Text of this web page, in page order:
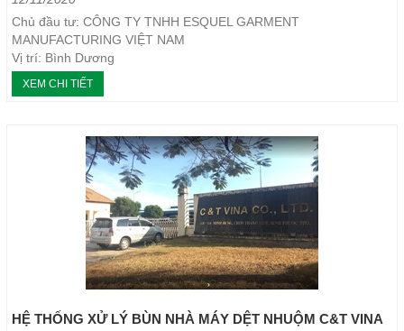
Chủ đầu tư: CÔNG TY TNHH ESQUEL GARMENT
MANUFACTURING VIỆT NAM
Vị trí: Bình Dương
Loại máy: Máy ép bùn khung bản
Năm thực hiện: 11/2016
XEM CHI TIẾT
HỆ THỐNG XỬ LÝ BÙN NHÀ MÁY DỆT NHUỘM C&T VINA